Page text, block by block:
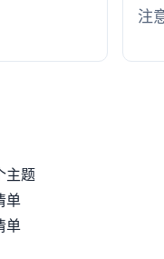
注
主题
单
单